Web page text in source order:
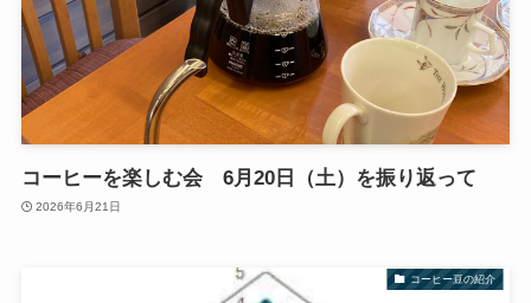
コーヒーを楽しむ会 6月20日（土）を振り返って
2026年6月21日
コーヒー豆の紹介